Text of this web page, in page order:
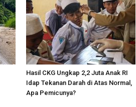
Hasil CKG Ungkap 2,2 Juta Anak RI
Idap Tekanan Darah di Atas Normal,
Apa Pemicunya?